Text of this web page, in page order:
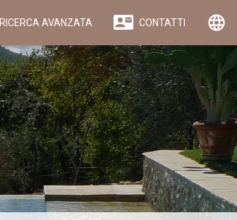
RICERCA AVANZATA CONTATTI language